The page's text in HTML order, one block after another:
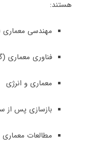
هستند:
مهندسی معماری
فناوری معماری
معماری و انرژی
بازسازی پس از
مطالعات معماری